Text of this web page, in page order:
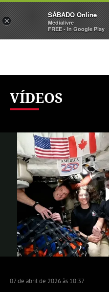
Sábado
VÍDEOS
07 de abril de 2026 às 10:37
×
SÁBADO Online
Medialivre
FREE - In Google Play